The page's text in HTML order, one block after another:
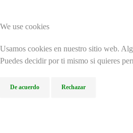
We use cookies
Usamos cookies en nuestro sitio web.
Puedes decidir por ti mismo si quieres
De acuerdo Rechazar